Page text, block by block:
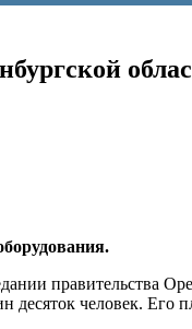
правительства
десяток человек. Его